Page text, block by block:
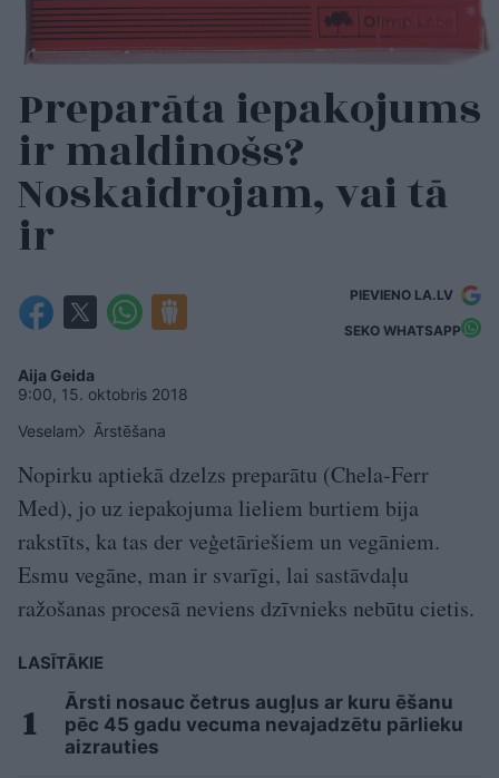
Preparāta iepakojums
ir maldinošs?
Noskaidrojam, vai tā
ir
PIEVIENO LA.LV
SEKO WHATSAPP
Aija Geida
9:00, 15. oktobris 2018
Veselam
Ārstēšana
Nopirku aptiekā dzelzs preparātu (Chela-Ferr
Med), jo uz iepakojuma lieliem burtiem bija
rakstīts, ka tas der veģetāriešiem un vegāniem.
Esmu vegāne, man ir svarīgi, lai sastāvdaļu
ražošanas procesā neviens dzīvnieks nebūtu cietis.
LASĪTĀKIE
Ārsti nosauc četrus augļus ar kuru ēšanu
pēc 45 gadu vecuma nevajadzētu pārlieku
aizrauties